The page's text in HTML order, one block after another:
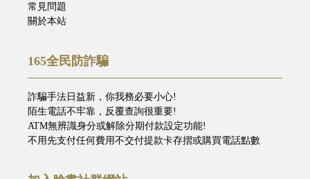
常見問題
關於本站
165全民防詐騙
詐騙手法日益新，你我務必要小心!
陌生電話不牢靠，反覆查詢很重要!
ATM無辨識身分或解除分期付款設定功能!
不用先支付任何費用不交付提款卡存摺或購買電話點數